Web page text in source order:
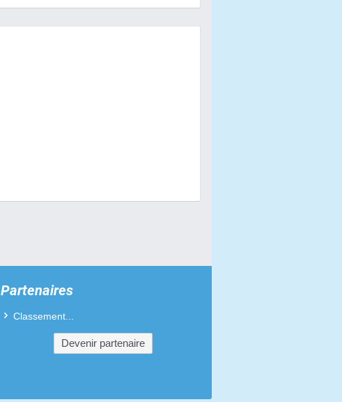
Partenaires
Classement...
Devenir partenaire